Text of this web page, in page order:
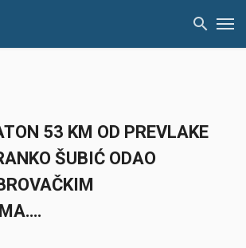
53 KM OD PREVLAKE
ŠUBIĆ ODAO